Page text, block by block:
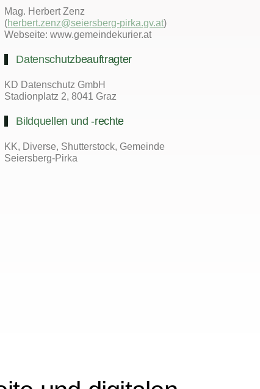
Mag. Herbert Zenz
(herbert.zenz@seiersberg-pirka.gv.at)
Webseite: www.gemeindekurier.at
Datenschutzbeauftragter
KD Datenschutz GmbH
Stadionplatz 2, 8041 Graz
Bildquellen und -rechte
KK, Diverse, Shutterstock, Gemeinde
Seiersberg-Pirka